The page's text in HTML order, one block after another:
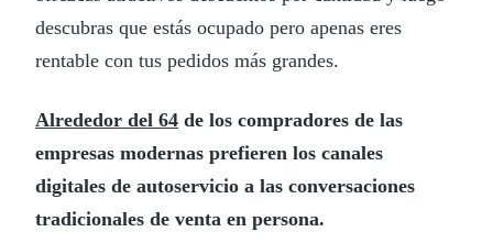
descubras que estás ocupado pero apenas eres
rentable con tus pedidos más grandes.
Alrededor del 64 de los compradores de las
empresas modernas prefieren los canales
digitales de autoservicio a las conversaciones
tradicionales de venta en persona.